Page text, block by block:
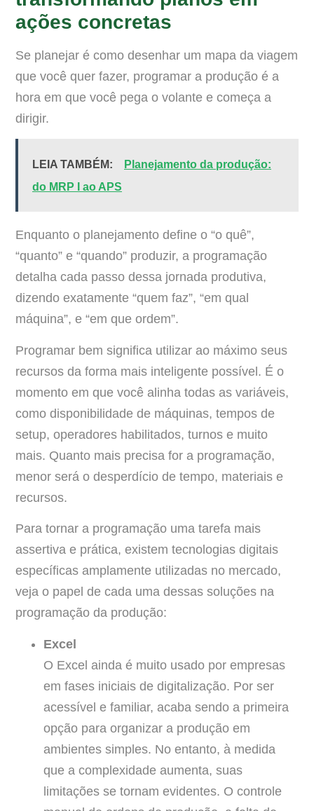
ações concretas
Se planejar é como desenhar um mapa da viagem
que você quer fazer, programar a produção é a
hora em que você pega o volante e começa a
dirigir.
LEIA TAMBÉM:
Planejamento da produção:
do MRP I ao APS
Enquanto o planejamento define o “o quê”,
“quanto” e “quando” produzir, a programação
detalha cada passo dessa jornada produtiva,
dizendo exatamente “quem faz”, “em qual
máquina”, e “em que ordem”.
Programar bem significa utilizar ao máximo seus
recursos da forma mais inteligente possível. É o
momento em que você alinha todas as variáveis,
como disponibilidade de máquinas, tempos de
setup, operadores habilitados, turnos e muito
mais. Quanto mais precisa for a programação,
menor será o desperdício de tempo, materiais e
recursos.
Para tornar a programação uma tarefa mais
assertiva e prática, existem tecnologias digitais
específicas amplamente utilizadas no mercado,
veja o papel de cada uma dessas soluções na
programação da produção:
Excel
O Excel ainda é muito usado por empresas
em fases iniciais de digitalização. Por ser
acessível e familiar, acaba sendo a primeira
opção para organizar a produção em
ambientes simples. No entanto, à medida
que a complexidade aumenta, suas
limitações se tornam evidentes. O controle